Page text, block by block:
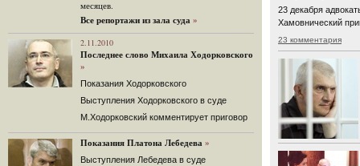
48 комментариев
Не исключил
Владимир Путин допускает, что Россия может выйти из-
под юрисдикции ЕСПЧ.
88 комментариев
14.08.2014
Нарулил
Игорь Сечин просит о помощи.
Ссылаясь на санкции, глава
«Роснефти» хочет выбить из фонда
месяцев.
Все репортажи из зала суда »
2.11.2010
Последнее слово Михаила Ходорковского
»
Показания Ходорковского
Выступления Ходорковского в суде
М.Ходорковский комментирует приговор
Показания Платона Лебедева »
Выступления Лебедева в суде
23 декабря
Хамовнический
23 комментария